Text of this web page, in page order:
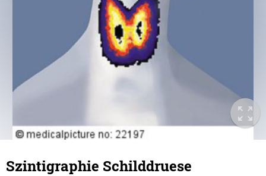
Szintigraphie Schilddruese